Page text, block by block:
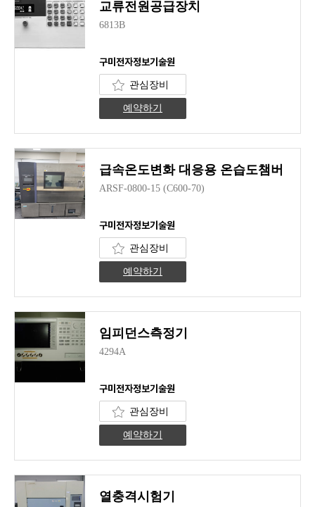
교류전원공급장치
6813B
구미전자정보기술원
관심장비
예약하기
급속온도변화 대응용 온습도챔버
ARSF-0800-15 (C600-70)
구미전자정보기술원
관심장비
예약하기
임피던스측정기
4294A
구미전자정보기술원
관심장비
예약하기
열충격시험기